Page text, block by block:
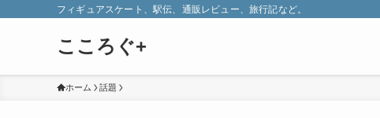
フィギュアスケート、駅伝、通販レビュー、旅行記など。
こころぐ+
ホーム 話題